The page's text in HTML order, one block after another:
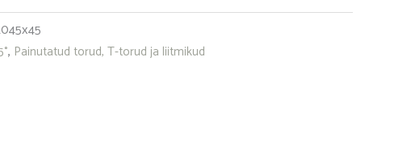
, Painutatud torud, T-torud ja liitmikud